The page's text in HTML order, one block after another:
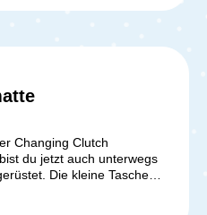
Ideal für sensible
Changing Clutch
du jetzt auch unterwegs
Die kleine Tasche
du entweder in deiner
als kleine Handtasche